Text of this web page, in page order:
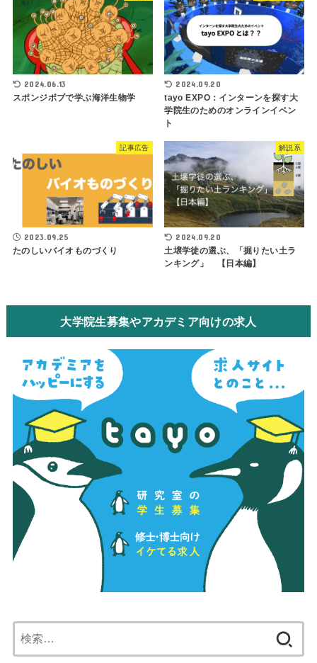
2024.06.13
スポンジボブで学ぶ海洋生物学
2024.09.20
tayo EXPO：インターンを探す大
学院生のためのオンラインイベン
ト
記事広告
2023.09.25
たのしいバイオものづくり
解説系
2024.09.20
土壌学徒の選ぶ、「掘りたい土ラ
ンキング」 【日本編】
大学院生募集やアカデミア向けの求人
索: